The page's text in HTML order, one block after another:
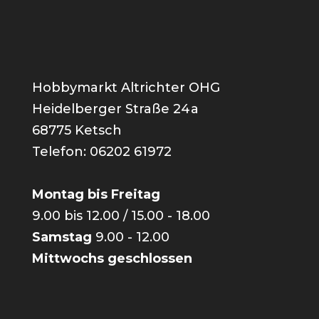
Hobbymarkt Altrichter OHG
Heidelberger Straße 24a
68775 Ketsch
Telefon: 06202 61972
Montag bis Freitag
9.00 bis 12.00 / 15.00 - 18.00
Samstag 9.00 - 12.00
Mittwochs geschlossen